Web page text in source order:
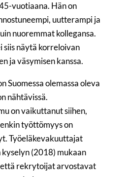
vuotiaana. Hän on
uutterampi ja
nuoremmat kollegansa.
siis näytä korreloivan
ja väsymisen kanssa.
Suomessa olemassa oleva
nähtävissä.
on vaikuttanut siihen,
työttömyys on
Työeläkevakuuttajat
(2018) mukaan
rekrytoijat arvostavat